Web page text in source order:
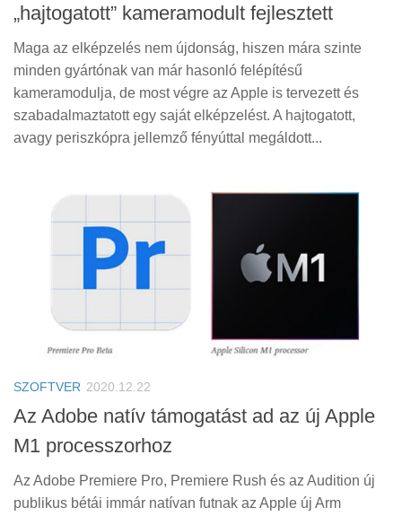
„hajtogatott” kameramodult fejlesztett
Maga az elképzelés nem újdonság, hiszen mára szinte
minden gyártónak van már hasonló felépítésű
kameramodulja, de most végre az Apple is tervezett és
szabadalmaztatott egy saját elképzelést. A hajtogatott,
avagy periszkópra jellemző fényúttal megáldott...
SZOFTVER 2020.12.22
Az Adobe natív támogatást ad az új Apple
M1 processzorhoz
Az Adobe Premiere Pro, Premiere Rush és az Audition új
publikus bétái immár natívan futnak az Apple új Arm